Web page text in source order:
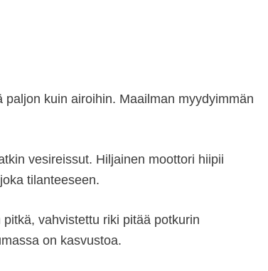
kuin airoihin. Maailman myydyimmän
vesireissut. Hiljainen moottori hiipii
tilanteeseen.
vahvistettu riki pitää potkurin
on kasvustoa.